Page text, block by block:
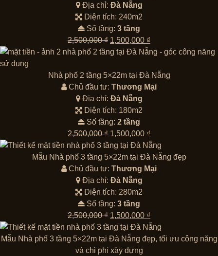
Địa chỉ: Đà Nẵng
Diện tích: 240m2
Số tầng: 3 tầng
2,500,000₫ Giá
gốc
2,500,000 ₫.
1,500,000 ₫
hiện
là:
1,500,000 ₫.
Nhà phố 2 tầng 5×22m tại Đà Nẵng
Chủ đầu tư: Thương Mại
Địa chỉ: Đà Nẵng
Diện tích: 180m2
Số tầng: 2 tầng
2,500,000₫ Giá
gốc
là:
2,500,000 ₫.
1,500,000 ₫
hiện
tại
là:
Mẫu Nhà phố 3 tầng 5×22m tại Đà Nẵng đẹp
Chủ đầu tư: Thương Mại
Địa chỉ: Đà Nẵng
Diện tích: 280m2
Số tầng: 3 tầng
2,500,000₫ Giá
gốc
là:
2,500,000 ₫.
1,500,000 ₫
hiện
tại
Mẫu Nhà phố 3 tầng 5×22m tại Đà Nẵng đẹp, tối ưu công năng
và chi phí xây dựng